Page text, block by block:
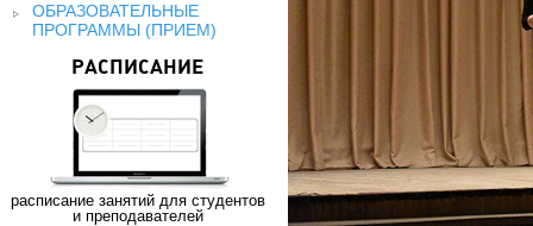
ОБРАЗОВАТЕЛЬНЫЕ
ПРОГРАММЫ (ПРИЕМ)
РАСПИСАНИЕ
расписание занятий для студентов
и преподавателей